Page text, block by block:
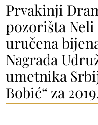
Prvakinji
pozorišta
uručena
Nagrada
umetnika
Bobić“ za